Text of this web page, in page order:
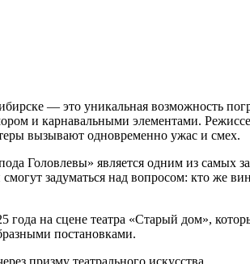
— это уникальная возможность
и карнавальными элементами.
вызывают одновременно ужас и смех.
Головлевы» является одним из самых
задуматься над вопросом: кто же
года на сцене театра «Старый дом»,
постановками.
призму театрального искусства